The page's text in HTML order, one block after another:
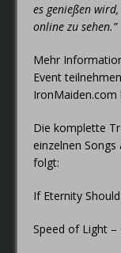
es genießen
online zu sehen.”
Mehr
Event
IronMaiden.com
Die komplette
einzelnen
folgt:
If Eternity
Speed of Light –